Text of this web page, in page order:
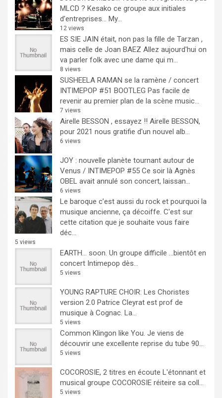
MLCD ? Kesako ce groupe aux initiales
d’entreprises… My...
12 views
ES SIE JAIN était, non pas la fille de Tarzan ,
mais celle de Joan BAEZ Allez aujourd'hui on
va parler folk avec une dame qui m...
8 views
SUSHEELA RAMAN se la ramène / concert
INTIMEPOP #51 BOOTLEG Pas facile de
revenir au premier plan de la scène music...
7 views
Airelle BESSON , essayez !! Airelle BESSON,
pour 2021 nous gratifie d'un nouvel alb...
6 views
JOY : nouvelle planète tournant autour de
Venus / INTIMEPOP #55 Ce soir là Agnès
OBEL avait annulé son concert, laissan...
6 views
Le baroque c’est aussi du rock et pourquoi la
musique ancienne, ça décoiffe. C'est sur
cette citation que je souhaite vous faire
déc...
5 views
EARTH… soon. Un groupe difficile ...bientôt en
concert Intimepop dès...
5 views
YOUNG RAPTURE CHOIR: Les Choristes
version 2.0 Patrice Cleyrat est prof de
musique à Cognac. La...
5 views
Common Klingon like You. Je viens de
découvrir une excellente reprise du tube 90...
5 views
COCOROSIE, 2 titres en écoute L'étonnant et
musical groupe COCOROSIE réiteire sa coll...
5 views